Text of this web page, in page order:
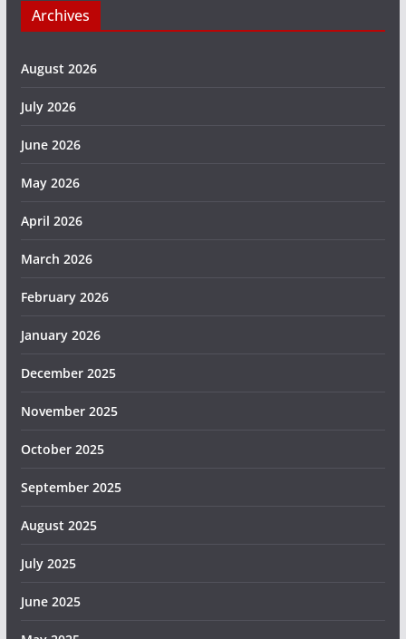
Archives
August 2026
July 2026
June 2026
May 2026
April 2026
March 2026
February 2026
January 2026
December 2025
November 2025
October 2025
September 2025
August 2025
July 2025
June 2025